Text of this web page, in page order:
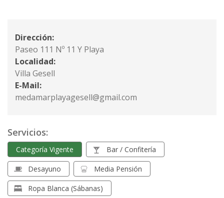
Dirección:
Paseo 111 Nº 11 Y Playa
Localidad:
Villa Gesell
E-Mail:
medamarplayagesell@gmail.com
Servicios:
Categoría Vigente Bar / Confitería
Desayuno Media Pensión
Ropa Blanca (sábanas)